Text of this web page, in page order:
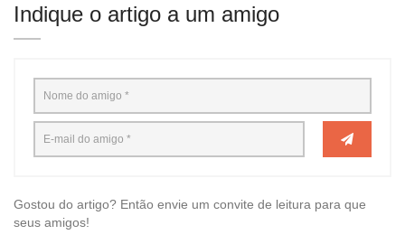
Indique o artigo a um amigo
Gostou do artigo? Então envie um convite de leitura para que
seus amigos!